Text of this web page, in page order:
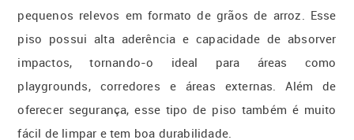
pequenos relevos em formato de grãos de arroz. Esse
piso possui alta aderência e capacidade de absorver
impactos, tornando-o ideal para áreas como
playgrounds, corredores e áreas externas. Além de
oferecer segurança, esse tipo de piso também é muito
fácil de limpar e tem boa durabilidade.